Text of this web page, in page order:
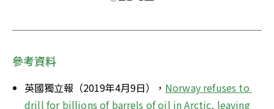
參考資料
英國獨立報（2019年4月9日）， Norway refuses to
drill for billions of barrels of oil in Arctic, leaving